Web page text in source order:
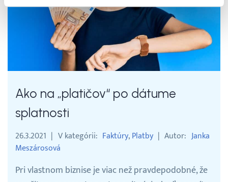
Ako na „platičov“ po dátume
splatnosti
26.3.2021 V kategórii Faktúry Platby Autor Janka
Meszárosová
Pri vlastnom biznise je viac než pravdepodobné, že